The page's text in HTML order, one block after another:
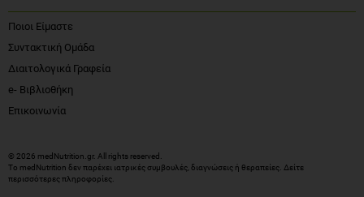
Ποιοι Είμαστε
Συντακτική Ομάδα
Διαιτολογικά Γραφεία
e- Βιβλιοθήκη
Επικοινωνία
© 2026 medNutrition.gr. All rights reserved.
Το medNutrition δεν παρέχει ιατρικές συμβουλές, διαγνώσεις ή θεραπείες. Δείτε
περισσότερες πληροφορίες